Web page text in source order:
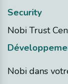
Security
Nobi Trust
Nobi dans